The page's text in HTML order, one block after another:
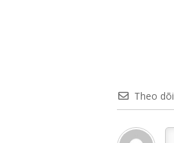
Theo dõi